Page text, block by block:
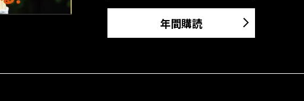
年間購読